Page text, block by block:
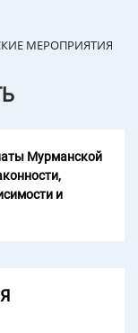
МЕРОПРИЯТИЯ
Мурманской
и